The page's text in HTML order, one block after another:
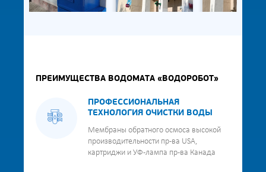
ПРЕИМУЩЕСТВА ВОДОМАТА «ВОДОРОБОТ»
ПРОФЕССИОНАЛЬНАЯ
ТЕХНОЛОГИЯ ОЧИСТКИ ВОДЫ
Мембраны обратного осмоса высокой
производительности пр-ва USA,
картриджи и УФ-лампа пр-ва Канада